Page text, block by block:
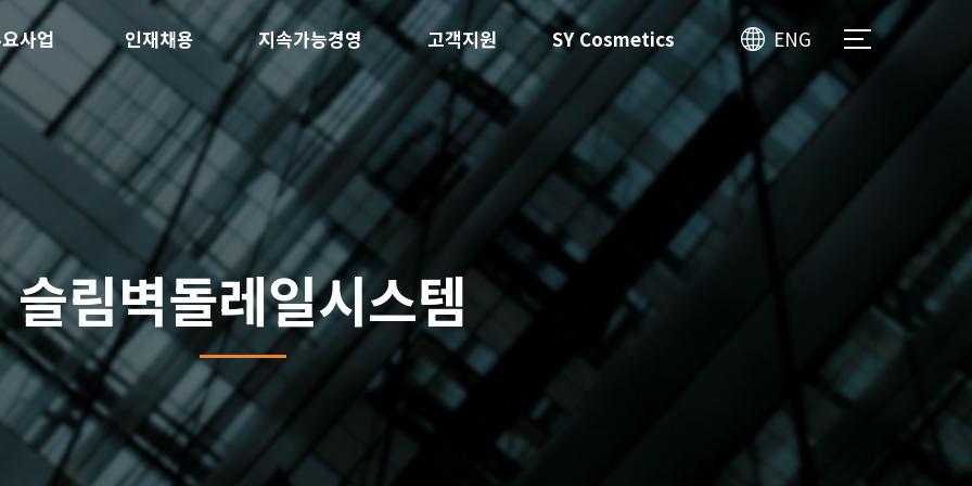
ENG
사업 인재채용 지속가능경영 고객지원 SY Cosmetics
슬림벽돌레일시스템